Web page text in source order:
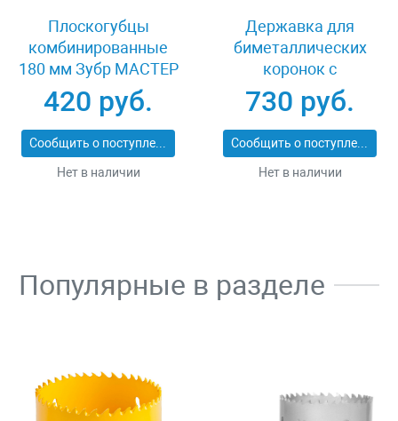
Плоскогубцы
комбинированные
180 мм Зубр МАСТЕР
22015-1-18_z01
420 руб.
Сообщить о поступлении
Нет в наличии
Державка для
биметаллических
коронок с
центрирующим
сверлом Kraftool
29524
730 руб.
Сообщить о поступлении
Нет в наличии
Популярные в разделе